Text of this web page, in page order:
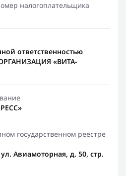
налогоплательщика
ответственностью
«ВИТА-
государственном реестре
Авиамоторная, д. 50, стр.